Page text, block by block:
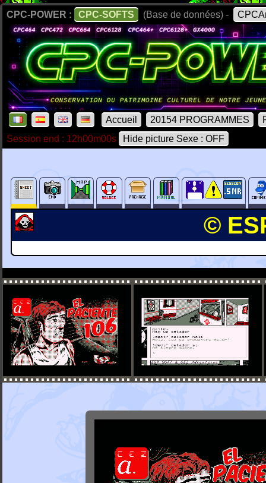
CPC-POWER : CPC-SOFTS (Base de données) -
Accueil 20154 PROGRAMMES
Session end : 12h00m00s
Hide picture Sexe : OFF
©